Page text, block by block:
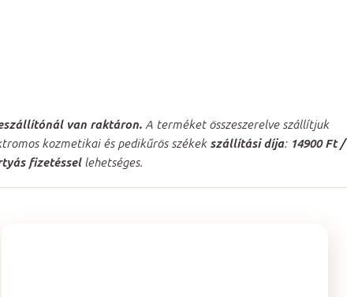
van raktáron. A terméket összeszerelve szállítjuk
kozmetikai és pedikűrös székek szállítási díja: 14900 Ft /
fizetéssel lehetséges.